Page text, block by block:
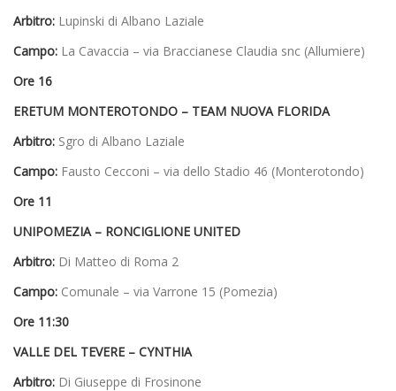
Arbitro: Lupinski di Albano Laziale
Campo: La Cavaccia – via Braccianese Claudia snc (Allumiere)
Ore 16
ERETUM MONTEROTONDO – TEAM NUOVA FLORIDA
Arbitro: Sgro di Albano Laziale
Campo: Fausto Cecconi – via dello Stadio 46 (Monterotondo)
Ore 11
UNIPOMEZIA – RONCIGLIONE UNITED
Arbitro: Di Matteo di Roma 2
Campo: Comunale – via Varrone 15 (Pomezia)
Ore 11:30
VALLE DEL TEVERE – CYNTHIA
Arbitro: Di Giuseppe di Frosinone